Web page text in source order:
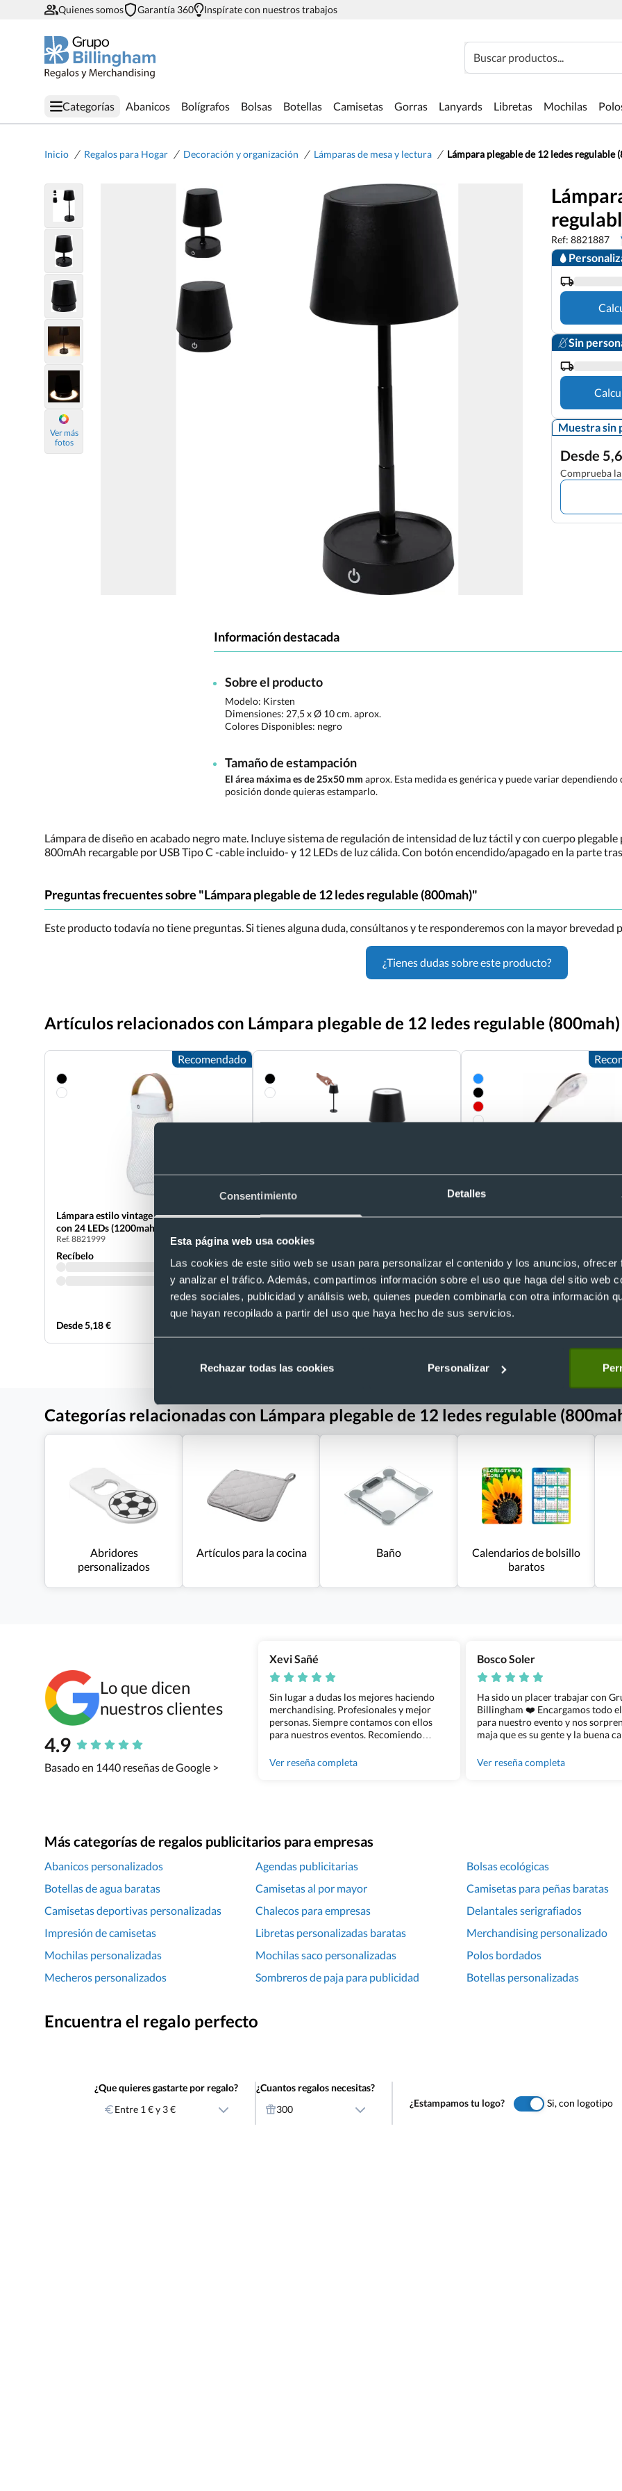
Consentimiento Detalles
Esta página web usa cookies
Las cookies de este sitio web se usan para personalizar el contenido y los anuncios,
y analizar el tráfico. Además, compartimos información sobre el uso que haga del sitio web
redes sociales, publicidad y análisis web, quienes pueden combinarla con otra información
que hayan recopilado a partir del uso que haya hecho de sus servicios.
Rechazar todas las cookies Personalizar
Quienes somos Garantía 360 Inspírate con nuestros trabajos
Buscar productos...
Categorías Abanicos Bolígrafos Bolsas Botellas Camisetas Gorras Lanyards Libretas Mochilas
Inicio / Regalos para Hogar / Decoración y organización / Lámparas de mesa y lectura / Lámpara plegable de 12 ledes regulable
Ver más
fotos
Ref: 8821887
Sin
Muestra sin
Desde
Comprueba
Información destacada
Sobre el producto
Modelo: Kirsten
Dimensiones: 27,5 x Ø 10 cm. aprox.
Colores Disponibles: negro
Tamaño de estampación
El área máxima es de 25x50 mm aprox. Esta medida es genérica y puede variar dependiendo
posición donde quieras estamparlo.
Lámpara de diseño en acabado negro mate. Incluye sistema de regulación de intensidad de luz táctil y con cuerpo
800mAh recargable por USB Tipo C -cable incluido- y 12 LEDs de luz cálida. Con botón encendido/apagado en la parte
Preguntas frecuentes sobre "Lámpara plegable de 12 ledes regulable (800mah)"
Este producto todavía no tiene preguntas. Si tienes alguna duda, consúltanos y te responderemos con la mayor brevedad
¿Tienes dudas sobre este producto?
Artículos relacionados con Lámpara plegable de 12 ledes regulable (800mah)
Recomendado
Lámpara estilo vintage de metal y asa PU
con 24 LEDs (1200mah)
Ref. 8821999
Recíbelo
Desde 5,18 €
Lámpara personalizada de metal con 48
Ref. 8821362
Lampara luz para lectura
Categorías relacionadas con Lámpara plegable de 12 ledes regulable
Abridores
personalizados
Artículos para la cocina Baño
Calendarios de bolsillo
baratos
Lo que dicen
nuestros clientes
4.9
Basado en 1440 reseñas de Google >
Xevi Sañé
Sin lugar a dudas los mejores haciendo
merchandising. Profesionales y mejor
personas. Siempre contamos con ellos
para nuestros eventos. Recomiendo
Ver reseña completa
Bosco Soler
Ha sido un placer trabajar con
Billingham ❤️ Encargamos todo
para nuestro evento y nos
maja que es su gente y la buena
100% recomendado!!
Ver reseña completa
Más categorías de regalos publicitarios para empresas
Abanicos personalizados Agendas publicitarias Bolsas ecológicas
Botellas de agua baratas
Camisetas al por mayor Camisetas para peñas baratas
Camisetas deportivas personalizadas
Chalecos para empresas Delantales serigrafiados
Impresión de camisetas
Libretas personalizadas baratas Merchandising personalizado
Mochilas personalizadas
Mochilas saco personalizadas Polos bordados
Mecheros personalizados
Sombreros de paja para publicidad Botellas personalizadas
Encuentra el regalo perfecto
¿Que quieres gastarte por regalo?
Entre 1 € y 3 €
¿Cuantos regalos necesitas?
300
¿Estampamos tu logo? Si, con logotipo